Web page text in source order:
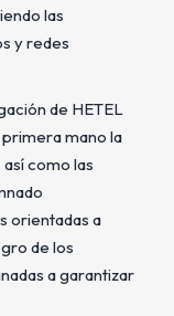
las
y redes
de HETEL
mano la
como las
orientadas a
de los
a garantizar